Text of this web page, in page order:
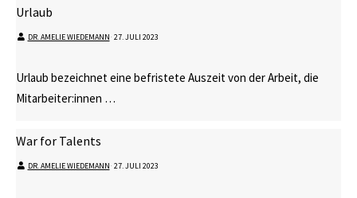
Urlaub
DR. AMELIE WIEDEMANN⋅ 27. JULI 2023
Urlaub bezeichnet eine befristete Auszeit von der Arbeit, die
Mitarbeiter:innen …
War for Talents
DR. AMELIE WIEDEMANN⋅ 27. JULI 2023